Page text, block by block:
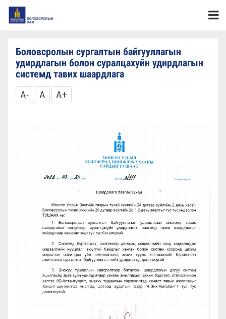
Боловсролын сургалтын байгууллагын
удирдлагын болон суралцахуйн удирдлагын
системд тавих шаардлага
A-
A A+